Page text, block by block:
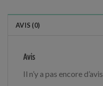
AVIS (0)
Avis
Il n’y a pas encore d’avis.